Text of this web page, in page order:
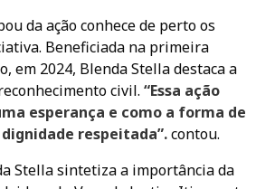
da ação conhece de perto os
Beneficiada na primeira
em 2024, Blenda Stella destaca a
civil. “Essa ação
esperança e como a forma de
respeitada”.contou.
Stella sintetiza a importância da